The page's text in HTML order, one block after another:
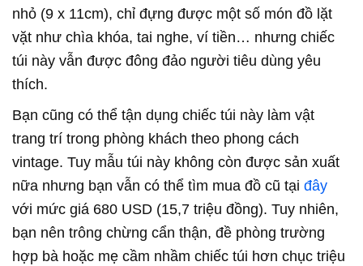
nhỏ (9 x 11cm), chỉ đựng được một số món đồ lặt
vặt như chìa khóa, tai nghe, ví tiền… nhưng chiếc
túi này vẫn được đông đảo người tiêu dùng yêu
thích.
Bạn cũng có thể tận dụng chiếc túi này làm vật
trang trí trong phòng khách theo phong cách
vintage. Tuy mẫu túi này không còn được sản xuất
nữa nhưng bạn vẫn có thể tìm mua đồ cũ tại đây
với mức giá 680 USD (15,7 triệu đồng). Tuy nhiên,
bạn nên trông chừng cẩn thận, đề phòng trường
hợp bà hoặc mẹ cầm nhầm chiếc túi hơn chục triệu